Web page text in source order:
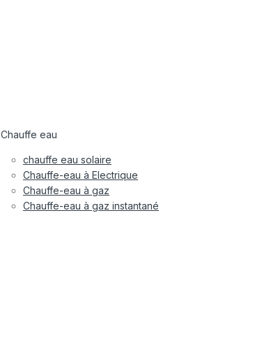
Chauffe eau
chauffe eau solaire
Chauffe-eau à Electrique
Chauffe-eau à gaz
Chauffe-eau à gaz instantané